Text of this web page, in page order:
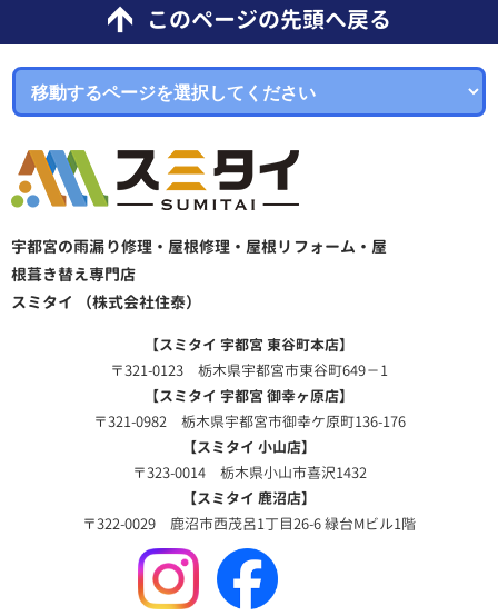
このページの先頭へ戻る
宇都宮の雨漏り修理・屋根修理・屋根リフォーム・屋
根葺き替え専門店
スミタイ （株式会社住泰）
【スミタイ 宇都宮 東谷町本店】
〒321-0123 栃木県宇都宮市東谷町649－1
【スミタイ 宇都宮 御幸ヶ原店】
〒321-0982 栃木県宇都宮市御幸ケ原町136-176
【スミタイ 小山店】
〒323-0014 栃木県小山市喜沢1432
【スミタイ 鹿沼店】
〒322-0029 鹿沼市西茂呂1丁目26-6 緑台Mビル1階